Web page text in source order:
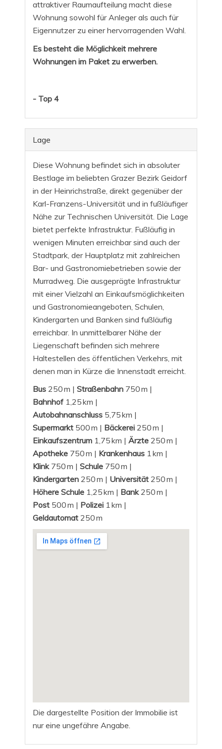
attraktiver Raumaufteilung macht diese
Wohnung sowohl für Anleger als auch für
Eigennutzer zu einer hervorragenden Wahl.
Es besteht die Möglichkeit mehrere
Wohnungen im Paket zu erwerben.
- Top 4
Lage
Diese Wohnung befindet sich in absoluter
Bestlage im beliebten Grazer Bezirk Geidorf
in der Heinrichstraße, direkt gegenüber der
Karl-Franzens-Universität und in fußläufiger
Nähe zur Technischen Universität. Die Lage
bietet perfekte Infrastruktur. Fußläufig in
wenigen Minuten erreichbar sind auch der
Stadtpark, der Hauptplatz mit zahlreichen
Bar- und Gastronomiebetrieben sowie der
Murradweg. Die ausgeprägte Infrastruktur
mit einer Vielzahl an Einkaufsmöglichkeiten
und Gastronomieangeboten, Schulen,
Kindergarten und Banken sind fußläufig
erreichbar. In unmittelbarer Nähe der
Liegenschaft befinden sich mehrere
Haltestellen des öffentlichen Verkehrs, mit
denen man in Kürze die Innenstadt erreicht.
Bus 250 m | Straßenbahn 750 m |
Bahnhof 1,25 km |
Autobahnanschluss 5,75 km |
Supermarkt 500 m | Bäckerei 250 m |
Einkaufszentrum 1,75 km | Ärzte 250 m |
Apotheke 750 m | Krankenhaus 1 km |
Klink750 m | Schule 750 m |
Kindergarten 250 m | Universität 250 m |
Höhere Schule 1,25 km | Bank250 m |
Post 500 m | Polizei 1 km |
Geldautomat 250 m
Die dargestellte Position der Immobilie ist
nur eine ungefähre Angabe.